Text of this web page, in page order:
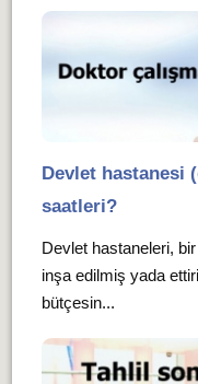
Devlet hastanesi
saatleri?
Devlet hastaneleri,
inşa edilmiş yada
bütçesin...